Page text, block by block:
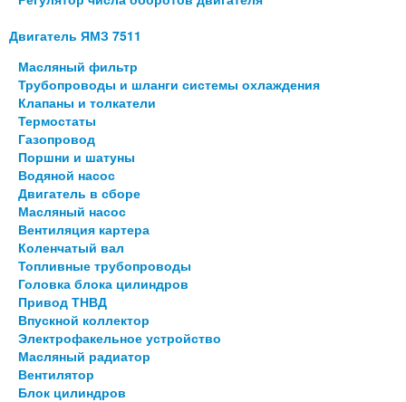
Двигатель ЯМЗ 7511
Масляный фильтр
Трубопроводы и шланги системы охлаждения
Клапаны и толкатели
Термостаты
Газопровод
Поршни и шатуны
Водяной насос
Двигатель в сборе
Масляный насос
Вентиляция картера
Коленчатый вал
Топливные трубопроводы
Головка блока цилиндров
Привод ТНВД
Впускной коллектор
Электрофакельное устройство
Масляный радиатор
Вентилятор
Блок цилиндров